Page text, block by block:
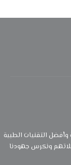
التقنيات الطبية
ونكرس جهودنا